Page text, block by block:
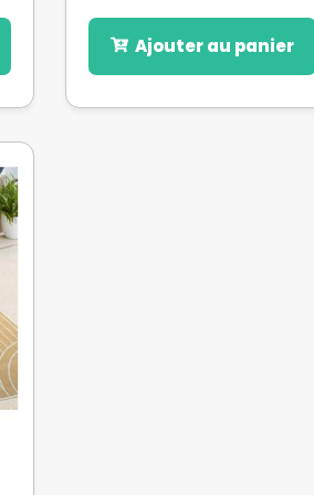
Ajouter au panier